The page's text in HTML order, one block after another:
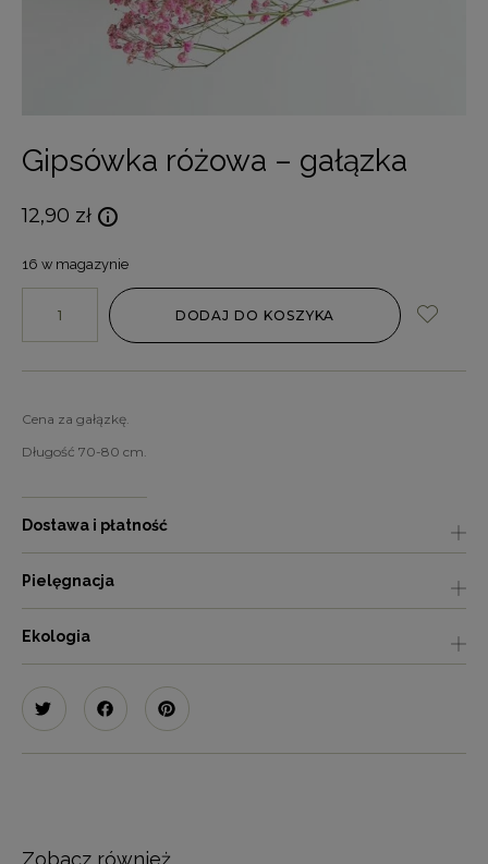
Gipsówka różowa – gałązka
12,90 zł
16 w magazynie
DODAJ DO KOSZYKA
Cena za gałązkę.
Długość 70-80 cm.
Dostawa i płatność
Pielęgnacja
Ekologia
Zobacz również